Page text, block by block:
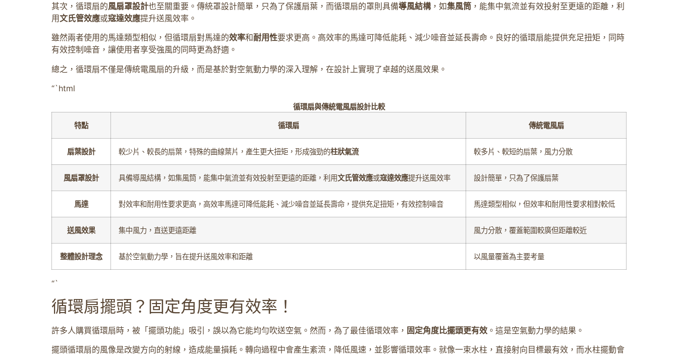
其次，循環扇的風扇罩設計也至關重要。傳統罩設計簡單，只為了保護扇葉，而循環扇的罩則具備導風結構，如集風筒 ，能集中氣流並有效投射至更遠的距離，利
用文氏管效應或寇達效應提升送風效率。
雖然兩者使用的馬達類型相似，但循環扇對馬達的效率和耐用性要求更高。高效率的馬達可降低能耗、減少噪音並延長壽命。良好的循環扇能提供充足扭矩，同時
有效控制噪音，讓使用者享受強風的同時更為舒適。
總之，循環扇不僅是傳統電風扇的升級，而是基於對空氣動力學的深入理解，在設計上實現了卓越的送風效果。
“`html
循環扇與傳統電風扇設計比較
特點 循環扇 傳統電風扇
扇葉設計 較少片、較長的扇葉，特殊的曲線葉片，產生更大扭矩，形成強勁的柱狀氣流 較多片、較短的扇葉，風力分散
風扇罩設計 具備導風結構，如集風筒，能集中氣流並有效投射至更遠的距離，利用文氏管效應或寇達效應提升送風效率 設計簡單，只為了保護扇葉
馬達 對效率和耐用性要求更高，高效率馬達可降低能耗、減少噪音並延長壽命，提供充足扭矩，有效控制噪音 馬達類型相似，但效率和耐用性要求相對較低
送風效果 集中風力，直送更遠距離 風力分散，覆蓋範圍較廣但距離較近
整體設計理念 基於空氣動力學，旨在提升送風效率和距離 以風量覆蓋為主要考量
“`
循環扇擺頭？固定角度更有效率！
許多人購買循環扇時，被「擺頭功能」吸引，誤以為它能均勻吹送空氣。然而，為了最佳循環效率， 固定角度比擺頭更有效 。這是空氣動力學的結果。
擺頭循環扇的風像是改變方向的射線，造成能量損耗。轉向過程中會產生紊流，降低風速，並影響循環效率。就像一束水柱，直接射向目標最有效，而水柱擺動會